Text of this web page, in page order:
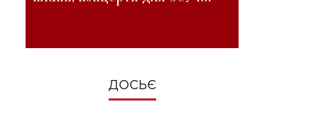
ДОСЬЄ